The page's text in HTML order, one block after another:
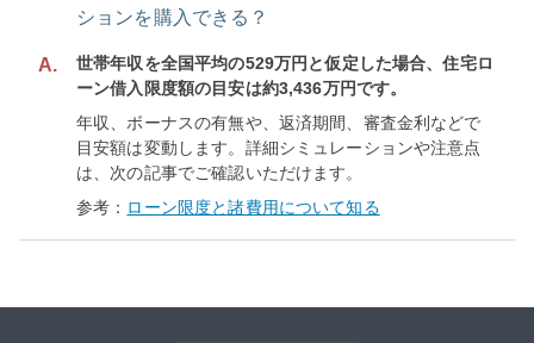
ションを購入できる？
A.
世帯年収を全国平均の529万円と仮定した場合、住宅ロ
ーン借入限度額の目安は約3,436万円です。
年収、ボーナスの有無や、返済期間、審査金利などで
目安額は変動します。詳細シミュレーションや注意点
は、次の記事でご確認いただけます。
参考： ローン限度と諸費用について知る